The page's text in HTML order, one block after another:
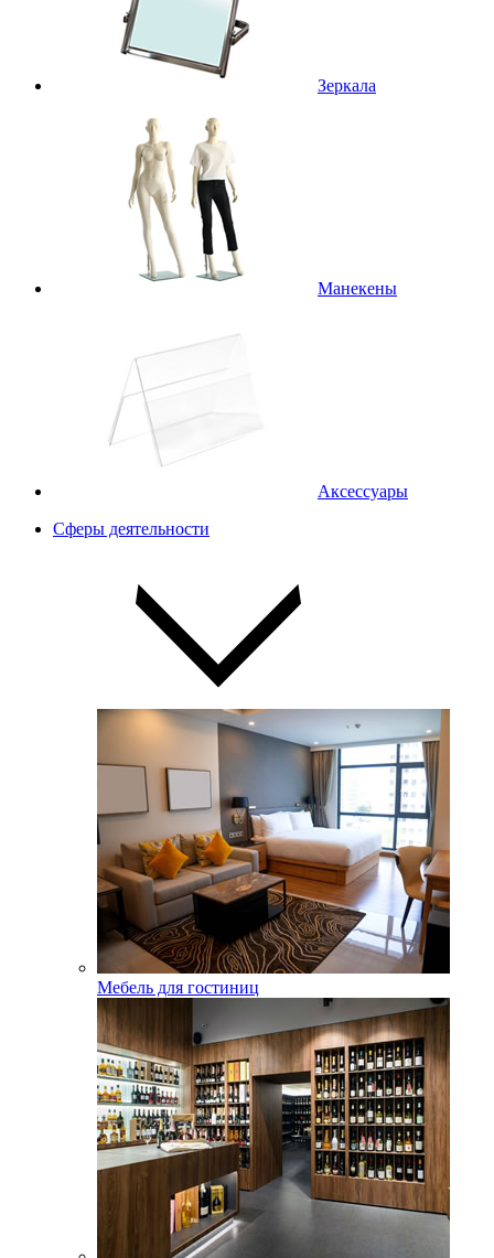
Зеркала
Манекены
Аксессуары
Сферы деятельности
Мебель для гостиниц